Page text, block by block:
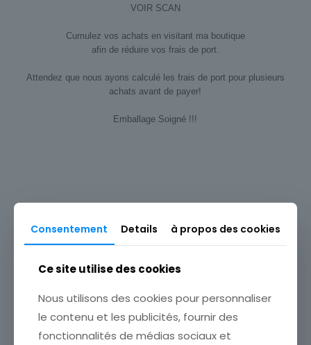
VOIR SCAN
Cumulez vos achats en visitant ma boutique
afin de réduire vos frais de port.
Attendez que nous ayons calculé les frais de port pour plusieurs
achats avant de payer!
Emballage Soigné !!!
Produits similaires
Consentement Details à propos des cookies
Ce site utilise des cookies
Nous utilisons des cookies pour personnaliser
le contenu et les publicités, fournir des
fonctionnalités de médias sociaux et